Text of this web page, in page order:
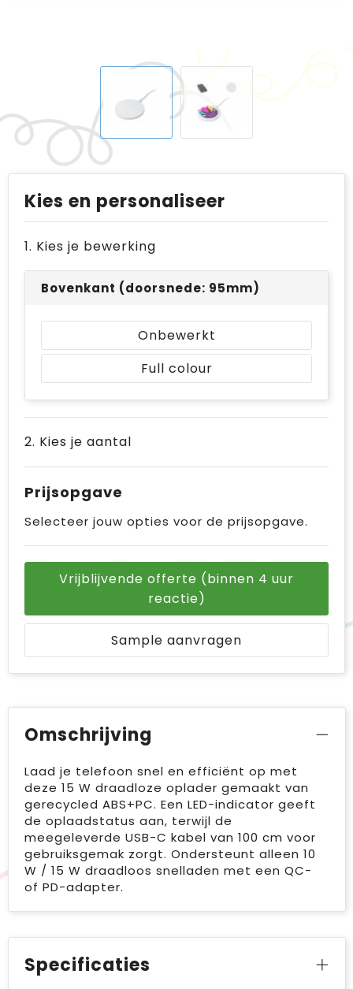
Kies en personaliseer
1. Kies je bewerking
Bovenkant (doorsnede: 95mm)
Onbewerkt
Full colour
2. Kies je aantal
Prijsopgave
Selecteer jouw opties voor de prijsopgave.
Vrijblijvende offerte (binnen 4 uur
reactie)
Sample aanvragen
Omschrijving
Laad je telefoon snel en efficiënt op met
deze 15 W draadloze oplader gemaakt van
gerecycled ABS+PC. Een LED-indicator geeft
de oplaadstatus aan, terwijl de
meegeleverde USB-C kabel van 100 cm voor
gebruiksgemak zorgt. Ondersteunt alleen 10
W / 15 W draadloos snelladen met een QC-
of PD-adapter.
Specificaties